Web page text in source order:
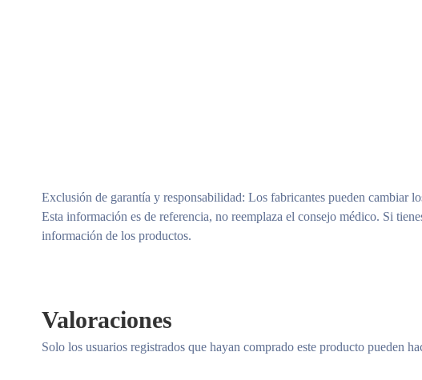
Exclusión de garantía y responsabilidad: Los fabricantes pueden cambiar
Esta información es de referencia, no reemplaza el consejo médico. Si
información de los productos.
Valoraciones
Solo los usuarios registrados que hayan comprado este producto pueden